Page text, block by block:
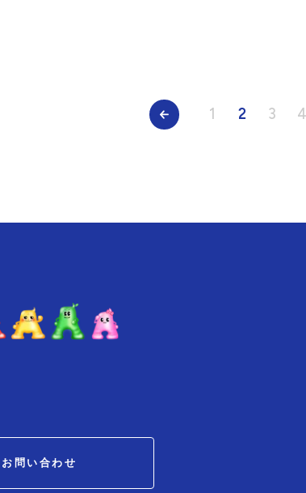
1 2 3 4
お問い合わせ